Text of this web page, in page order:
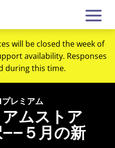
will be closed the week of
availability. Responses
during this time.
レミアム
アムストア
５月の新